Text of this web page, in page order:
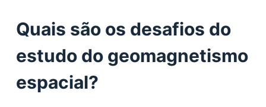
Quais são os desafios do
estudo do geomagnetismo
espacial?